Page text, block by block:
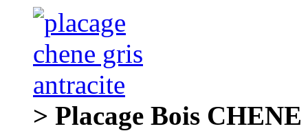
> Placage Bois